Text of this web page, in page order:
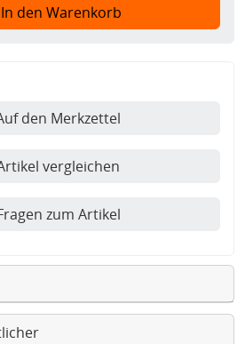
In den Warenkorb
den Merkzettel
vergleichen
zum Artikel